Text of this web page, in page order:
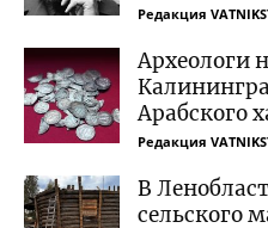
Редакция
Археологи
Арабского
Редакция
В
сельского